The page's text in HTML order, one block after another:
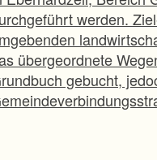
werden.
übergeordnete
gebucht,